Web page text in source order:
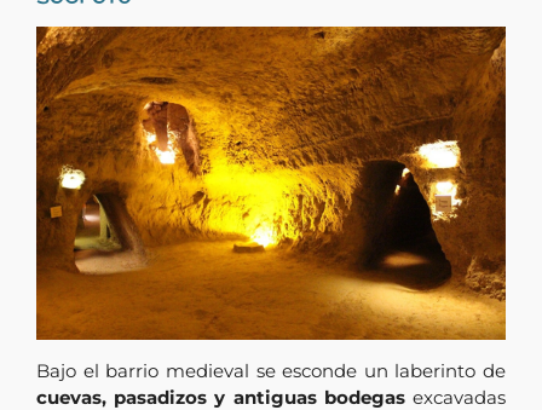
Bajo el barrio medieval se esconde un laberinto de
cuevas, pasadizos y antiguas bodegasexcavadas